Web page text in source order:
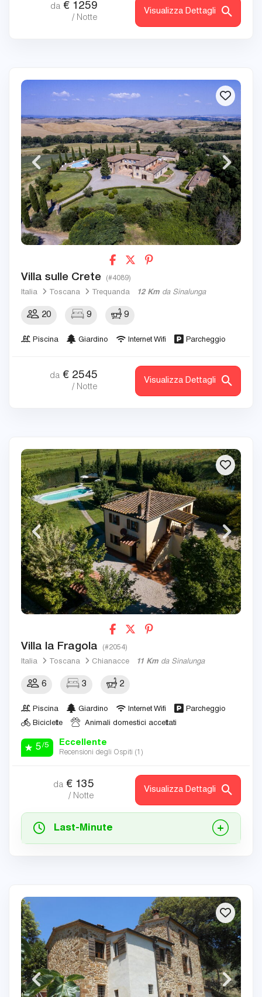
da € 1259
/ Notte
Visualizza Dettagli
Villa sulle Crete (#4089)
Italia Toscana Trequanda 12 Km da Sinalunga
20 9 9
Piscina Giardino Internet Wifi Parcheggio
da € 2545
/ Notte
Visualizza Dettagli
Villa la Fragola (#2054)
Italia Toscana Chianacce 11 Km da Sinalunga
6 3 2
Piscina Giardino Internet Wifi
Parcheggio
Biciclette
Animali domestici accettati
5/5 Eccellente
Recensioni degli Ospiti (1 )
da € 135
/ Notte
Visualizza Dettagli
Last-Minute